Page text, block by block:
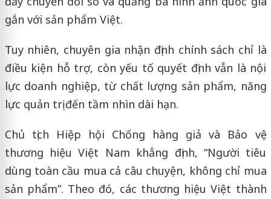
gắn với sản phẩm Việt.
Tuy nhiên, chuyên gia nhận định chính sách chỉ là
điều kiện hỗ trợ, còn yếu tố quyết định vẫn là nội
lực doanh nghiệp, từ chất lượng sản phẩm, năng
lực quản trị đến tầm nhìn dài hạn.
Chủ tịch Hiệp hội Chống hàng giả và Bảo vệ
thương hiệu Việt Nam khẳng định, “Người tiêu
dùng toàn cầu mua cả câu chuyện, không chỉ mua
sản phẩm”. Theo đó, các thương hiệu Việt thành